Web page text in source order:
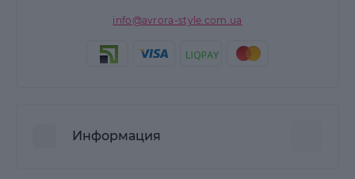
info@avrora-style.com.ua
Информация